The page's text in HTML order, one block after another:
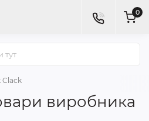
0
Clack
виробника